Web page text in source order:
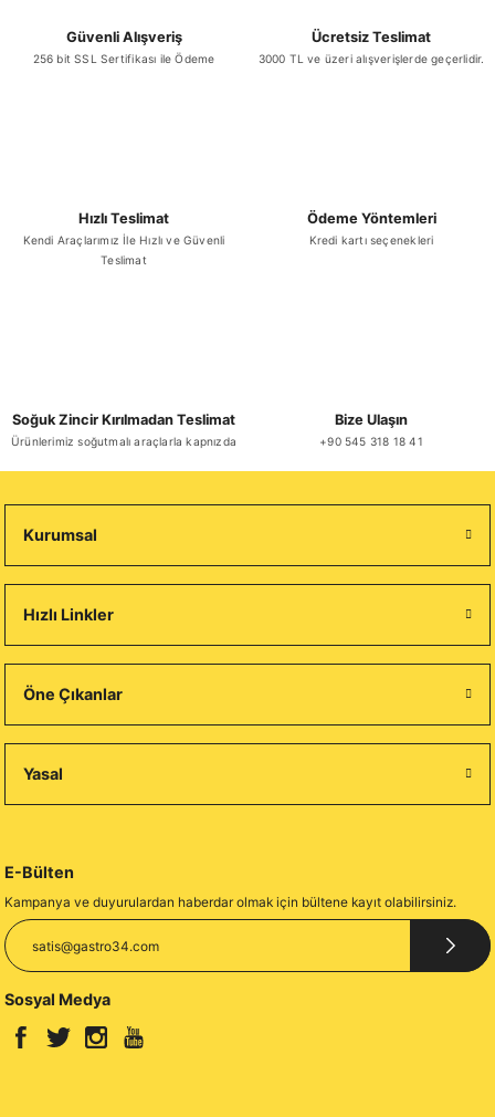
Güvenli Alışveriş
256 bit SSL Sertifikası ile Ödeme
Ücretsiz Teslimat
3000 TL ve üzeri alışverişlerde geçerlidir.
Hızlı Teslimat
Kendi Araçlarımız İle Hızlı ve Güvenli
Teslimat
Ödeme Yöntemleri
Kredi kartı seçenekleri
Soğuk Zincir Kırılmadan Teslimat
Ürünlerimiz soğutmalı araçlarla kapnızda
Bize Ulaşın
+90 545 318 18 41
Kurumsal
Hızlı Linkler
Öne Çıkanlar
Yasal
E-Bülten
Kampanya ve duyurulardan haberdar olmak için bültene kayıt olabilirsiniz.
Sosyal Medya